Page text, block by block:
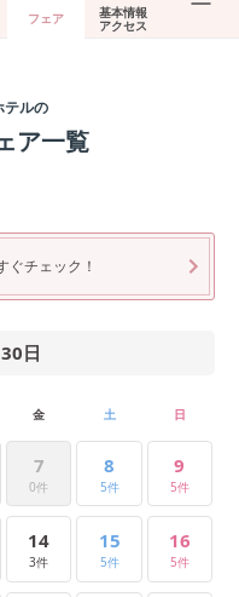
フェア 基本情報
アクセス
テルの
ア一覧
ぐチェック！
日
金 土 日
7
0件
8
5件
9
5件
14
3件
15
5件
16
5件